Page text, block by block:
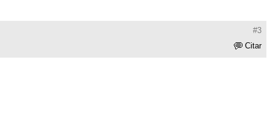
#3
Citar